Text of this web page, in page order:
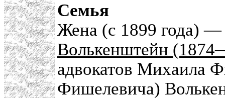
Семья
Жена (с 1899 года)
Волькенштейн
адвокатов Михаила
Фишелевича)